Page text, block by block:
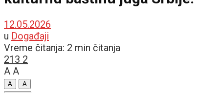
12.05.2026
u Događaji
Vreme čitanja: 2 min čitanja
213 2
A A
A
A